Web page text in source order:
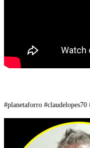
#planetaforro